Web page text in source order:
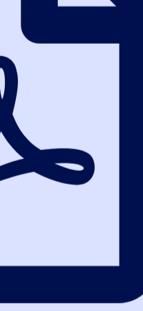
агентствах.
продвигаются по
высокие должности.
закупок необходимо
от корректного
итоговых документов
показывает, что
недостаточного знания
так важны курсы,
с отчетностью закупок.
избежать типовых
утвержденные вашей
риск опечаток.